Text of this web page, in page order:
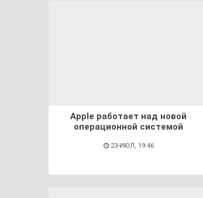
Apple работает над новой
операционной системой
23-ИЮЛ, 19:46